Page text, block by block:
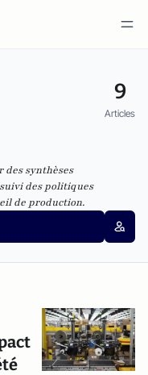
9
Articles
synthèses
des politiques
de production.